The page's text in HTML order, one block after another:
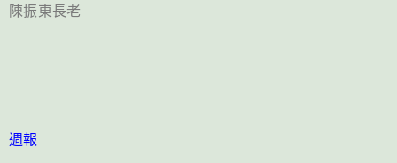
陳振東長老
週報